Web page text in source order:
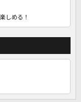
しめる！